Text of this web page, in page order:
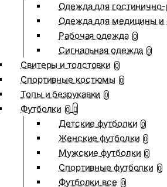
Одежда для
Одежда для медицины и
Рабочая одежда 0
Сигнальная одежда 0
Свитеры и толстовки 0
Спортивные костюмы 0
Топы и безрукавки 0
Футболки 0
Детские футболки 0
Женские футболки 0
Мужские футболки 0
Спортивные футболки 0
Футболки все 0